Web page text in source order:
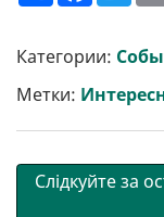
р
и
т
и
b
o
o
k
t
e
r
Категории:
Метки:
Слідкуйте за